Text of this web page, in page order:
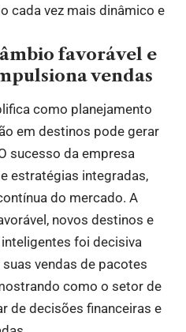
cada vez mais dinâmico e
favorável e
vendas
como planejamento
em destinos pode gerar
sucesso da empresa
estratégias integradas,
do mercado. A
novos destinos e
foi decisiva
vendas de pacotes
como o setor de
de decisões financeiras e